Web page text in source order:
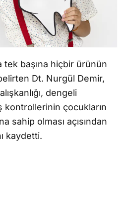
tek başına hiçbir ürünün
Dt. Nurgül Demir,
dengeli
çocukların
sahip olması açısından
kaydetti.